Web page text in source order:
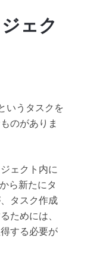
ェク
いうタスクを
のがありま
ェクト内に
ら新たにタ
タスク作成
ためには、
する必要が